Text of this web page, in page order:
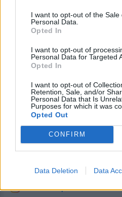
I want to opt-out of the Sale
Personal Data.
Opted In
I want to opt-out of
Personal Data for Targeted
Opted In
I want to opt-out of
Retention, Sale, and/or
Personal Data that Is
Purposes for which it was
Opted Out
CONFIRM
Data Deletion Data
Ακολουθήστε το E-
και μάθετε πρώτοιτα πιο
Για ακόμη περισσότερα
του E-Daily.gr
Ακολουθήστε το E-